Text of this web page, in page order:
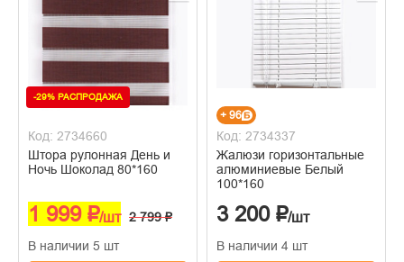
-29% РАСПРОДАЖА
Код: 2734660
Штора рулонная День и
Ночь Шоколад 80*160
1 999 ₽/шт 2 799 ₽
В наличии 5 шт
+ 96
Код: 2734337
Жалюзи горизонтальные
алюминиевые Белый
100*160
3 200 ₽/шт
В наличии 4 шт